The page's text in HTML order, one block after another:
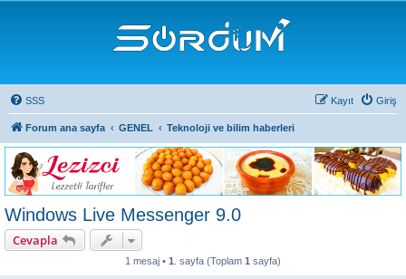
SSS Giriş
Kayıt
Forum ana sayfa GENEL Teknoloji ve bilim haberleri
Windows Live Messenger 9.0
Cevapla
1 mesaj • 1 . sayfa (Toplam 1 sayfa)